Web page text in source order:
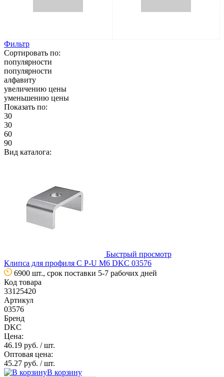
Фильтр
Сортировать по:
популярности
популярности
алфавиту
увеличению цены
уменьшению цены
Показать по:
30
30
60
90
Вид каталога:
Быстрый просмотр
Клипса для профиля C P-U M6 DKC 03576
6900 шт., срок поставки 5-7 рабочих дней
Код товара
33125420
Артикул
03576
Бренд
DKC
Цена:
46.19 руб. / шт.
Оптовая цена:
45.27 руб. / шт.
В корзину